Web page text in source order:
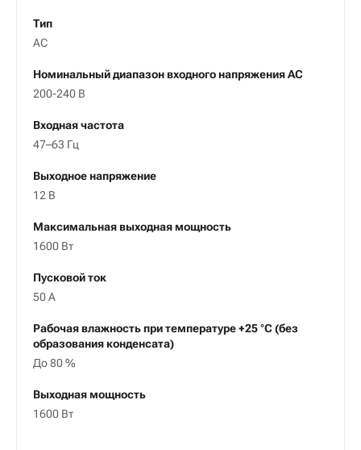
Тип
AC
Номинальный диапазон входного напряжения АС
200-240 В
Входная частота
47–63 Гц
Выходное напряжение
12 В
Максимальная выходная мощность
1600 Вт
Пусковой ток
50 А
Рабочая влажность при температуре +25 °С (без
образования конденсата)
До 80 %
Выходная мощность
1600 Вт